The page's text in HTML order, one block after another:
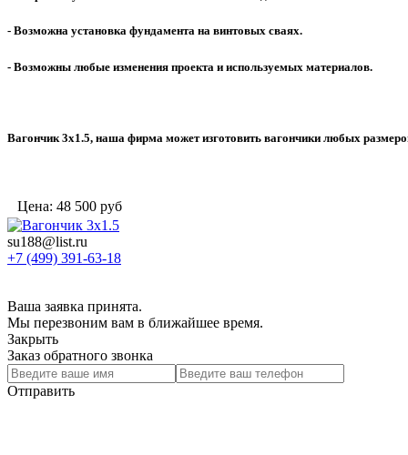
- Возможна установка фундамента на винтовых сваях.
- Возможны любые изменения проекта и используемых материалов.
Вагончик 3х1.5, наша фирма может изготовить вагончики любых
Цена: 48 500 руб
su188@list.ru
+7 (499) 391-63-18
Ваша заявка принята.
Мы перезвоним вам в ближайшее время.
Закрыть
Заказ обратного звонка
Отправить